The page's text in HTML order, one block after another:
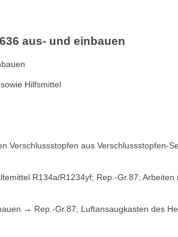
aus- und einbauen
Hilfsmittel
Verschlussstopfen aus Verschlussstopfen-
R134a/R1234yf; Rep.-Gr.87; Arbeiten
→ Rep.-Gr.87; Luftansaugkasten des